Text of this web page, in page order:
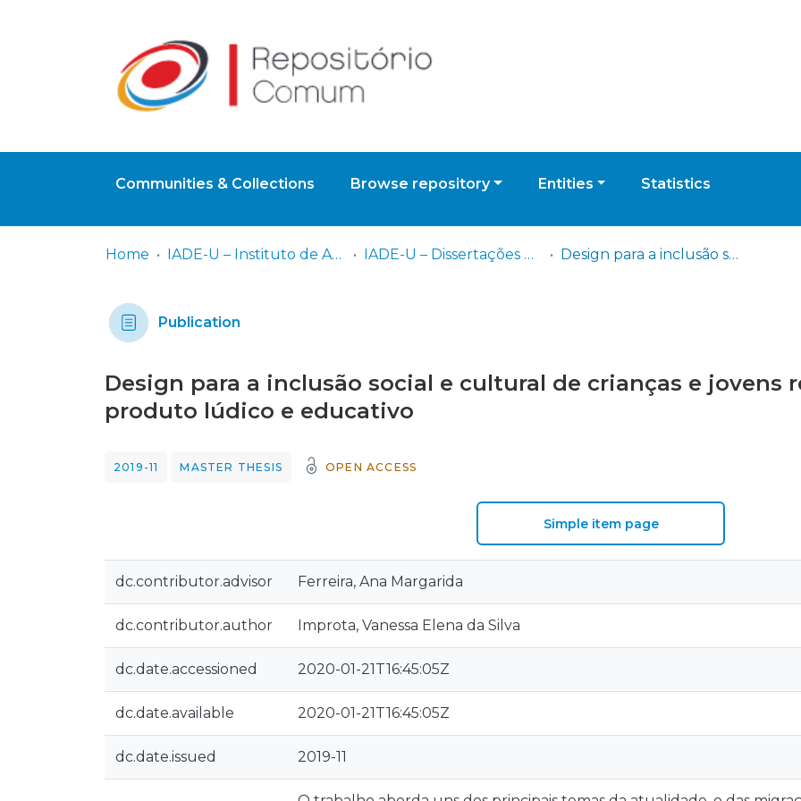
Communities & Collections Browse repository Entities Statistics
Home IADE-U – Instituto de Arte, Design e Empresa - Universitário IADE-U – Dissertações de Mestrado Design para a inclusão social e cultural de crianças e jovens refugiados: criação de um produto lúdico e educativo
Publication
Design para a inclusão social e cultural de crianças e jovens
produto lúdico e educativo
2019-11 MASTER THESIS OPEN ACCESS
Simple item page
dc.contributor.advisor Ferreira, Ana Margarida
dc.contributor.author Improta, Vanessa Elena da Silva
dc.date.accessioned 2020-01-21T16:45:05Z
dc.date.available 2020-01-21T16:45:05Z
dc.date.issued 2019-11